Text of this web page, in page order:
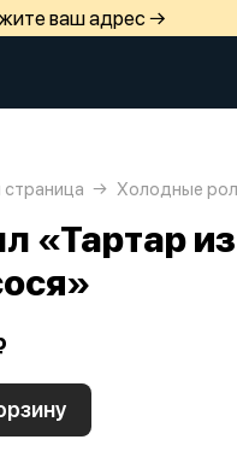
ваш адрес →
страница Холодные
«Тартар из